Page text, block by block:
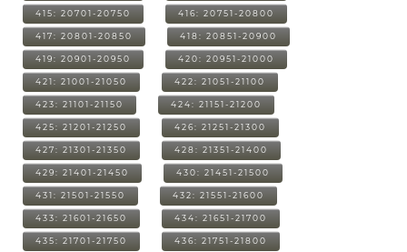
415: 20701-20750 416: 20751-20800
417: 20801-20850 418: 20851-20900
419: 20901-20950 420: 20951-21000
421: 21001-21050 422: 21051-21100
423: 21101-21150 424: 21151-21200
425: 21201-21250 426: 21251-21300
427: 21301-21350 428: 21351-21400
429: 21401-21450 430: 21451-21500
431: 21501-21550 432: 21551-21600
433: 21601-21650 434: 21651-21700
435: 21701-21750 436: 21751-21800